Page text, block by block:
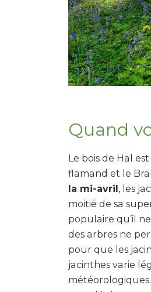
Quand
Le bois de Hal
flamand et le
la mi-avril , les
moitié de sa
populaire qu’il
des arbres ne
pour que les
jacinthes varie